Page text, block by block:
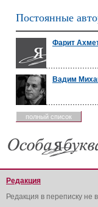
Постоянные
Фарит
Вадим
полный список
Редакция
Редакция в переписку не